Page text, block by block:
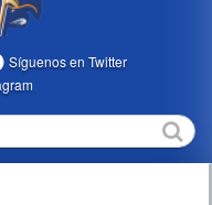
Síguenos en Twitter